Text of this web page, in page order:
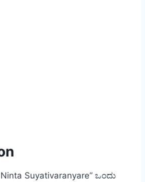
Suyativaranyare” ಒಂದು